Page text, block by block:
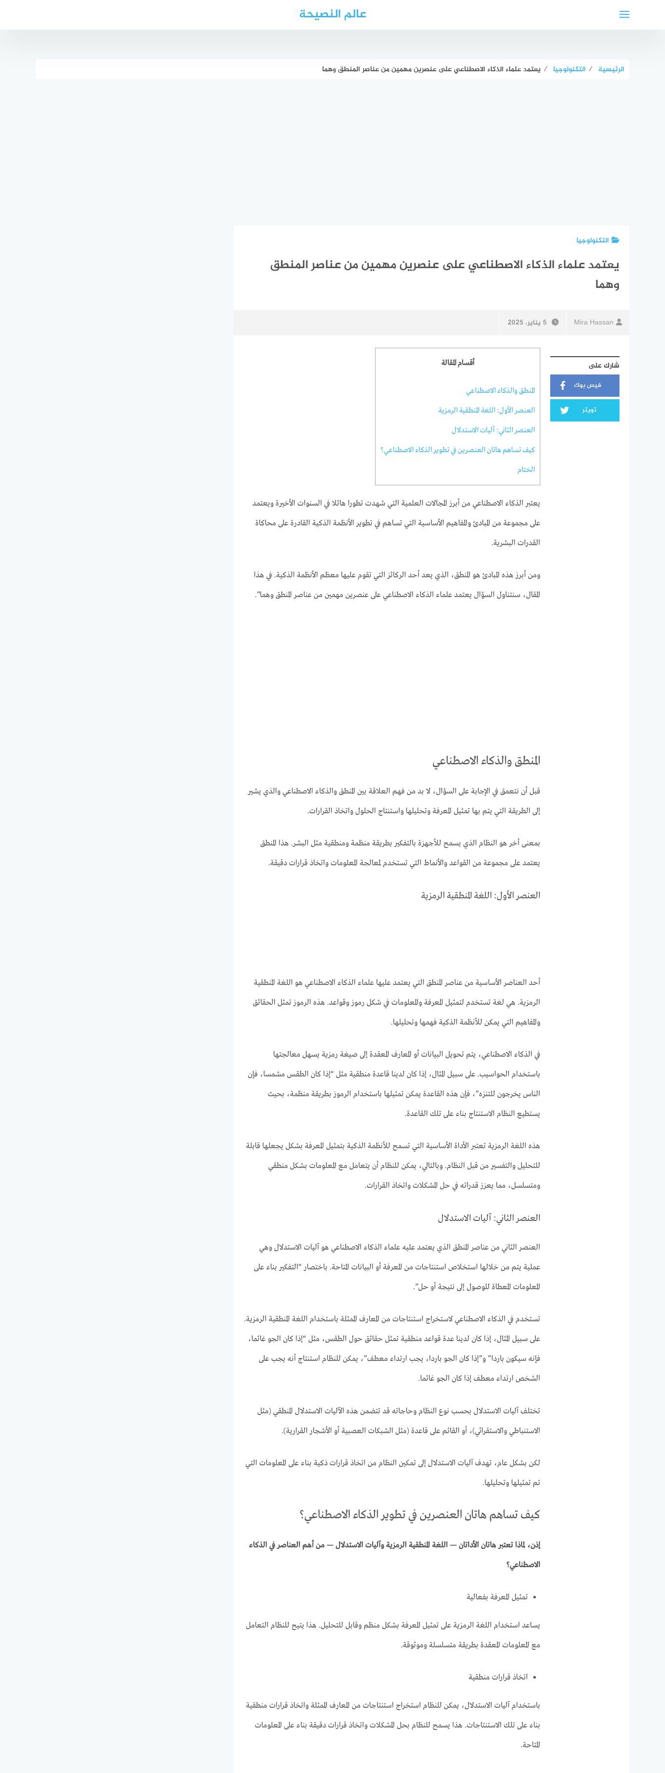
عالم النصيحة
الرئيسية ⁄ التكنولوجيا ⁄ يعتمد علماء الذكاء الاصطناعي على عنصرين مهمين من عناصر المنطق وهما
التكنولوجيا
يعتمد علماء الذكاء الاصطناعي على عنصرين مهمين من عناصر المنطق
وهما
Mira Hassan 5 يناير، 2025
شارك على
فيس بوك
تويتر
أقسام المقالة
المنطق والذكاء الاصطناعي
العنصر الأول: اللغة المنطقية الرمزية
العنصر الثاني: آليات الاستدلال
كيف تساهم هاتان العنصرين في تطوير الذكاء الاصطناعي؟
الختام
يعتبر الذكاء الاصطناعي من أبرز المجالات العلمية التي شهدت تطورا هائلا في السنوات الأخيرة ويعتمد
على مجموعة من المبادئ والمفاهيم الأساسية التي تساهم في تطوير الأنظمة الذكية القادرة على محاكاة
القدرات البشرية.
ومن أبرز هذه المبادئ هو المنطق، الذي يعد أحد الركائز التي تقوم عليها معظم الأنظمة الذكية. في هذا
المقال، سنتناول السؤال يعتمد علماء الذكاء الاصطناعي على عنصرين مهمين من عناصر المنطق وهما”.
المنطق والذكاء الاصطناعي
قبل أن نتعمق في الإجابة على السؤال، لا بد من فهم العلاقة بين المنطق والذكاء الاصطناعي والذي يشير
إلى الطريقة التي يتم بها تمثيل المعرفة وتحليلها واستنتاج الحلول واتخاذ القرارات.
بمعنى أخر هو النظام الذي يسمح للأجهزة بالتفكير بطريقة منظمة ومنطقية مثل البشر. هذا المنطق
يعتمد على مجموعة من القواعد والأنماط التي تستخدم لمعالجة المعلومات واتخاذ قرارات دقيقة.
العنصر الأول: اللغة المنطقية الرمزية
أحد العناصر الأساسية من عناصر المنطق التي يعتمد عليها علماء الذكاء الاصطناعي هو اللغة المنطقية
الرمزية. هي لغة تستخدم لتمثيل المعرفة والمعلومات في شكل رموز وقواعد. هذه الرموز تمثل الحقائق
والمفاهيم التي يمكن للأنظمة الذكية فهمها وتحليلها.
في الذكاء الاصطناعي، يتم تحويل البيانات أو المعارف المعقدة إلى صيغة رمزية يسهل معالجتها
باستخدام الحواسيب. على سبيل المثال، إذا كان لدينا قاعدة منطقية مثل “إذا كان الطقس مشمسا، فإن
الناس يخرجون للتنزه”، فإن هذه القاعدة يمكن تمثيلها باستخدام الرموز بطريقة منظمة، بحيث
يستطيع النظام الاستنتاج بناء على تلك القاعدة.
هذه اللغة الرمزية تعتبر الأداة الأساسية التي تسمح للأنظمة الذكية بتمثيل المعرفة بشكل يجعلها قابلة
للتحليل والتفسير من قبل النظام. وبالتالي، يمكن للنظام أن يتعامل مع المعلومات بشكل منطقي
ومتسلسل، مما يعزز قدراته في حل المشكلات واتخاذ القرارات.
العنصر الثاني: آليات الاستدلال
العنصر الثاني من عناصر المنطق الذي يعتمد عليه علماء الذكاء الاصطناعي هو آليات الاستدلال وهي
عملية يتم من خلالها استخلاص استنتاجات من المعرفة أو البيانات المتاحة. باختصار “التفكير بناء على
المعلومات المعطاة للوصول إلى نتيجة أو حل”.
تستخدم في الذكاء الاصطناعي لاستخراج استنتاجات من المعارف الممثلة باستخدام اللغة المنطقية الرمزية.
على سبيل المثال، إذا كان لدينا عدة قواعد منطقية تمثل حقائق حول الطقس، مثل “إذا كان الجو غائما،
فإنه سيكون باردا” و”إذا كان الجو باردا، يجب ارتداء معطف”، يمكن للنظام استنتاج أنه يجب على
الشخص ارتداء معطف إذا كان الجو غائما.
تختلف آليات الاستدلال بحسب نوع النظام وحاجاته قد تتضمن هذه الآليات الاستدلال المنطقي (مثل
الاستنباطي والاستقرائي)، أو القائم على قاعدة (مثل الشبكات العصبية أو الأشجار القرارية).
لكن بشكل عام، تهدف آليات الاستدلال إلى تمكين النظام من اتخاذ قرارات ذكية بناء على المعلومات التي
تم تمثيلها وتحليلها.
كيف تساهم هاتان العنصرين في تطوير الذكاء الاصطناعي؟
إذن، لماذا تعتبر هاتان الأداتان — اللغة المنطقية الرمزية وآليات الاستدلال — من أهم العناصر في الذكاء
الاصطناعي؟
تمثيل المعرفة بفعالية
يساعد استخدام اللغة الرمزية على تمثيل المعرفة بشكل منظم وقابل للتحليل. هذا يتيح للنظام التعامل
مع المعلومات المعقدة بطريقة متسلسلة وموثوقة.
اتخاذ قرارات منطقية
باستخدام آليات الاستدلال، يمكن للنظام استخراج استنتاجات من المعارف الممثلة واتخاذ قرارات منطقية
بناء على تلك الاستنتاجات. هذا يسمح للنظام بحل المشكلات واتخاذ قرارات دقيقة بناء على المعلومات
المتاحة.